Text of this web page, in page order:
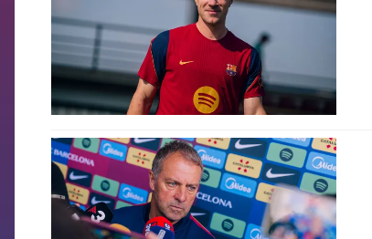
FCB Barcelona badge